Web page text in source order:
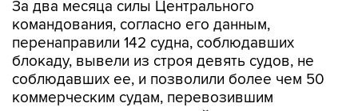
перенаправили 142 судна, соблюдавших
блокаду, вывели из строя девять судов, не
соблюдавших ее, и позволили более чем 50
коммерческим судам, перевозившим
гуманитарную помощь, пройти через зону
блокады.